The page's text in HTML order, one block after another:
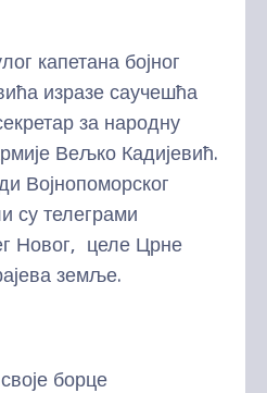
капетана бојног
изразе саучешћа
за народну
Вељко Кадијевић.
Војнопоморског
су телеграми
Новог, целе Црне
земље.
борце